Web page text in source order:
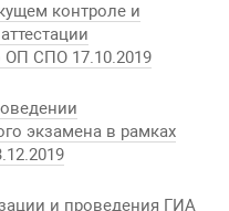
контроле и
СПО 17.10.2019
экзамена в рамках
и проведения ГИА